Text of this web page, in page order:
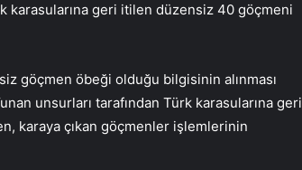
karasularına geri itilen düzensiz 40 göçmeni
göçmen öbeği olduğu bilgisinin alınması
unsurları tarafından Türk karasularına geri
karaya çıkan göçmenler işlemlerinin